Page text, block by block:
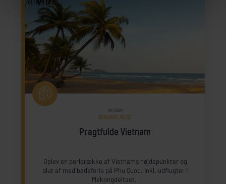
Pragtfulde Vietnam
VIETNAM
INDIVIDUEL REJSE
Oplev en perlerække af Vietnams højdepunkter og
slut af med badeferie på Phu Quoc. Inkl. udflugter i
Mekongdeltaet.